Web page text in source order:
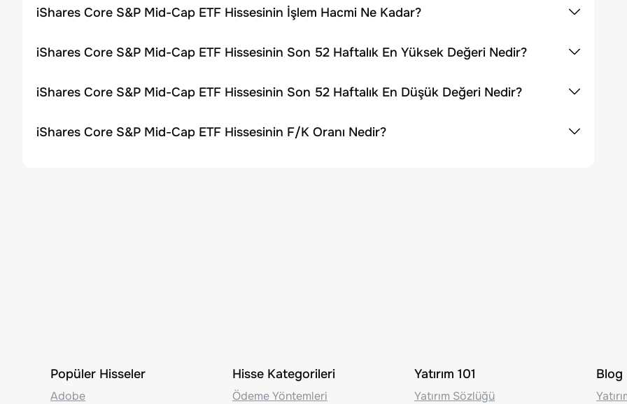
iShares Core S&P Mid-Cap ETF Hissesinin İşlem Hacmi Ne Kadar?
iShares Core S&P Mid-Cap ETF Hissesinin Son 52 Haftalık En Yüksek Değeri Nedir?
iShares Core S&P Mid-Cap ETF Hissesinin Son 52 Haftalık En Düşük Değeri Nedir?
iShares Core S&P Mid-Cap ETF Hissesinin F/K Oranı Nedir?
Popüler Hisseler
Adobe
Hisse Kategorileri
Ödeme Yöntemleri
Yatırım 101
Yatırım Sözlüğü
Blog